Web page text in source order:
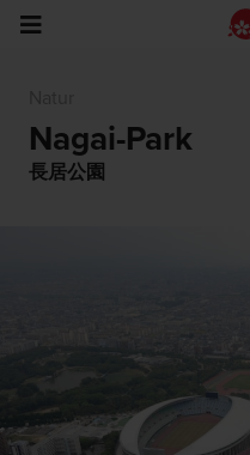
Nagai-Park
長居公園